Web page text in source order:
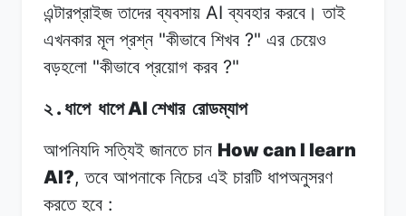
এন্টারপ্রাইজ তাদের ব্যবসায় AIব্যবহার করবে। তাই
এখনকার মূল প্রশ্ন "কীভাবে শিখব ?" এর চেয়েও
বড়হলো "কীভাবে প্রয়োগ করব ?"
২ . ধাপে ধাপেAI শেখার রোডম্যাপ
আপনিযদি সত্যিই জানতে চান How can I learn
AI?,তবে আপনাকে নিচের এই চারটি ধাপঅনুসরণ
করতে হবে :